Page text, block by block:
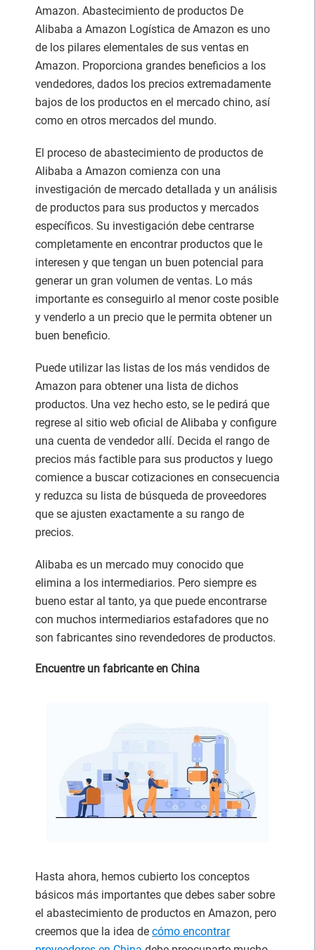
Amazon. Abastecimiento de productos De
Alibaba a Amazon Logística de Amazon es uno
de los pilares elementales de sus ventas en
Amazon. Proporciona grandes beneficios a los
vendedores, dados los precios extremadamente
bajos de los productos en el mercado chino, así
como en otros mercados del mundo.
El proceso de abastecimiento de productos de
Alibaba a Amazon comienza con una
investigación de mercado detallada y un análisis
de productos para sus productos y mercados
específicos. Su investigación debe centrarse
completamente en encontrar productos que le
interesen y que tengan un buen potencial para
generar un gran volumen de ventas. Lo más
importante es conseguirlo al menor coste posible
y venderlo a un precio que le permita obtener un
buen beneficio.
Puede utilizar las listas de los más vendidos de
Amazon para obtener una lista de dichos
productos. Una vez hecho esto, se le pedirá que
regrese al sitio web oficial de Alibaba y configure
una cuenta de vendedor allí. Decida el rango de
precios más factible para sus productos y luego
comience a buscar cotizaciones en consecuencia
y reduzca su lista de búsqueda de proveedores
que se ajusten exactamente a su rango de
precios.
Alibaba es un mercado muy conocido que
elimina a los intermediarios. Pero siempre es
bueno estar al tanto, ya que puede encontrarse
con muchos intermediarios estafadores que no
son fabricantes sino revendedores de productos.
Encuentre un fabricante en China
Hasta ahora, hemos cubierto los conceptos
básicos más importantes que debes saber sobre
el abastecimiento de productos en Amazon, pero
creemos que la idea de cómo encontrar